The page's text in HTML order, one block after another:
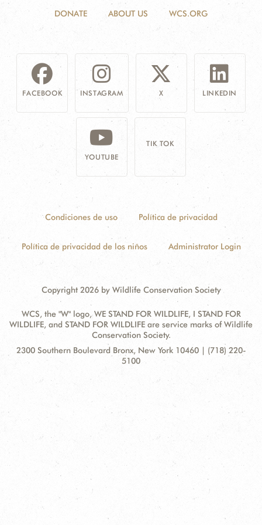
DONATE ABOUT US WCS.ORG
FACEBOOK INSTAGRAM X LINKEDIN
YOUTUBE
TIK TOK
Condiciones de uso Política de privacidad
Política de privacidad de los niños Administrator Login
Copyright 2026 by Wildlife Conservation Society
WCS, the "W" logo, WE STAND FOR WILDLIFE, I STAND FOR
WILDLIFE, and STAND FOR WILDLIFE are service marks of Wildlife
Conservation Society.
Contact
Address:
2300 Southern Boulevard Bronx, New York 10460 | (718) 220-
5100